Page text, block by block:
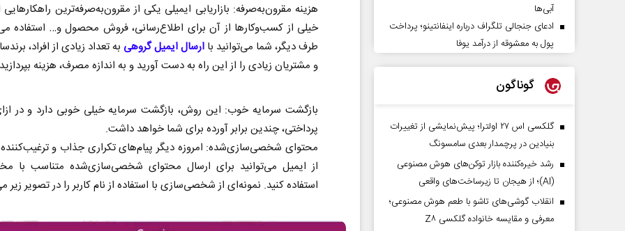
هزینه مقرون‌به‌صرفه: بازاریابی ایمیلی یکی از مقرون‌به‌صرفه‌ترین
خیلی از کسب‌وکارها از آن برای اطلاع‌رسانی، فروش محصول و… استفاده
طرف دیگر، شما می‌توانید با ارسال ایمیل گروهی به تعداد زیادی از افراد،
و مشتریان زیادی را از این راه به دست آورید و به اندازه مصرف، هزینه
بازگشت سرمایه خوب: این روش، بازگشت سرمایه خیلی خوبی دارد و در
پرداختی، چندین برابر آورده برای شما خواهد داشت.
محتوای شخصی‌سازی‌شده: امروزه دیگر پیام‌های تکراری جذاب و ترغیب‌کننده
از ایمیل می‌توانید برای ارسال محتوای شخصی‌سازی‌شده متناسب با
استفاده کنید. نمونه‌ای از شخصی‌سازی با استفاده از نام کاربر را در تصویر زیر
آبی‌ها
ادعای جنجالی تلگراف درباره اینفانتینو؛ پرداخت
پول به معشوقه از درآمد یوفا
گوناگون
گلکسی اس ۲۷ اولترا؛ پیش‌نمایشی از تغییرات
بنیادین در پرچمدار بعدی سامسونگ
رشد خیره‌کننده بازار توکن‌های هوش مصنوعی
(AI)؛ از هیجان تا زیرساخت‌های واقعی
انقلاب گوشی‌های تاشو‌ با طعم هوش مصنوعی؛
معرفی و مقایسه خانواده گلکسی Z۸